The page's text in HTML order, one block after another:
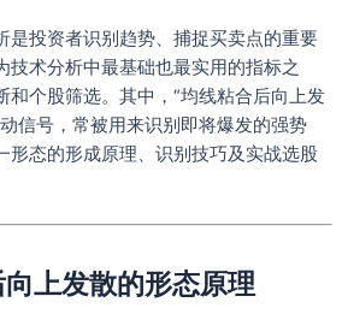
是投资者识别趋势、捕捉买卖点的重要
技术分析中最基础也最实用的指标之
和个股筛选。其中，“均线粘合后向上发
信号，常被用来识别即将爆发的强势
形态的形成原理、识别技巧及实战选股
上发散的形态原理